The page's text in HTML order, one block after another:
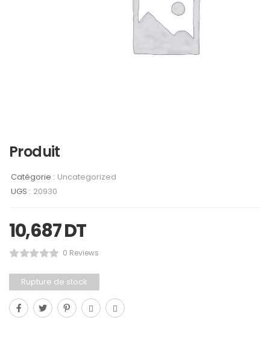
Produit
Catégorie : Uncategorized
UGS : 20930
10,687DT
0 Reviews
Rupture de stock